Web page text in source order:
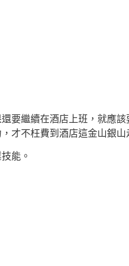
要繼續在酒店上班，就應
才不枉費到酒店這金山銀山
能。